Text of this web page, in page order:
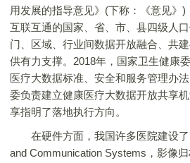
用发展的指导意见》(下称：《意见》)
互联互通的国家、省、市、县四级人
门、区域、行业间数据开放融合、共
供有力支撑。2018年，国家卫生健康
医疗大数据标准、安全和服务管理办
委负责建立健康医疗大数据开放共享
享指明了落地执行方向。
在硬件方面，我国许多医院建设了
and Communication Systems，影像